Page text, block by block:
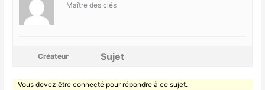
Maître des clés
Créateur Sujet
Vous devez être connecté pour répondre à ce sujet.